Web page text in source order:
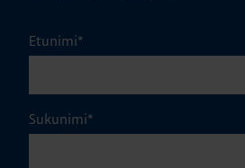
Etunimi*
Sukunimi*